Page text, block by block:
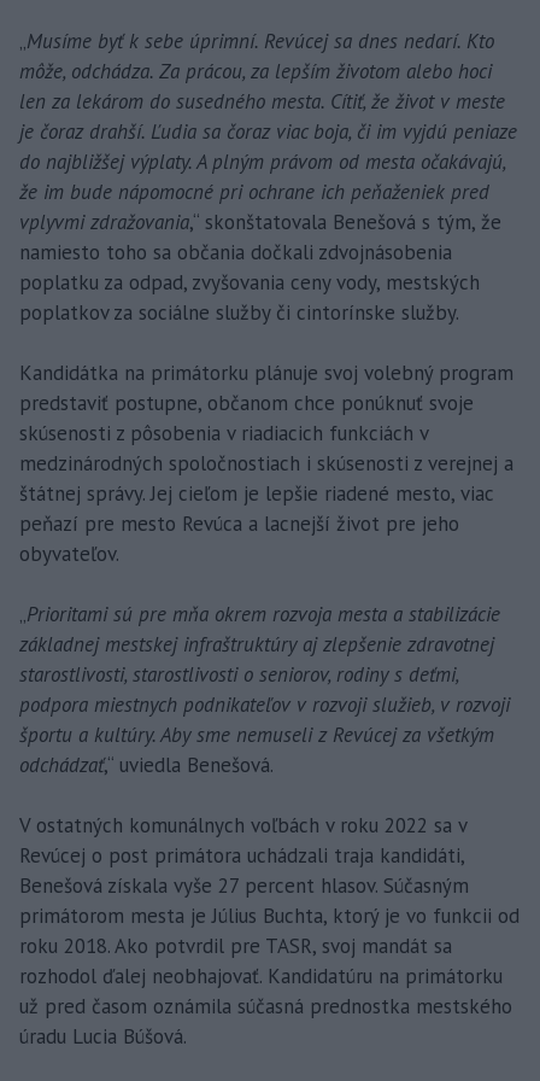
„Musíme byť k sebe úprimní. Revúcej sa dnes nedarí. Kto
môže, odchádza. Za prácou, za lepším životom alebo hoci
len za lekárom do susedného mesta. Cítiť, že život v meste
je čoraz drahší. Ľudia sa čoraz viac boja, či im vyjdú peniaze
do najbližšej výplaty. A plným právom od mesta očakávajú,
že im bude nápomocné pri ochrane ich peňaženiek pred
vplyvmi zdražovania,“ skonštatovala Benešová s tým, že
namiesto toho sa občania dočkali zdvojnásobenia
poplatku za odpad, zvyšovania ceny vody, mestských
poplatkov za sociálne služby či cintorínske služby.
Kandidátka na primátorku plánuje svoj volebný program
predstaviť postupne, občanom chce ponúknuť svoje
skúsenosti z pôsobenia v riadiacich funkciách v
medzinárodných spoločnostiach i skúsenosti z verejnej a
štátnej správy. Jej cieľom je lepšie riadené mesto, viac
peňazí pre mesto Revúca a lacnejší život pre jeho
obyvateľov.
„Prioritami sú pre mňa okrem rozvoja mesta a stabilizácie
základnej mestskej infraštruktúry aj zlepšenie zdravotnej
starostlivosti, starostlivosti o seniorov, rodiny s deťmi,
podpora miestnych podnikateľov v rozvoji služieb, v rozvoji
športu a kultúry. Aby sme nemuseli z Revúcej za všetkým
odchádzať,“ uviedla Benešová.
V ostatných komunálnych voľbách v roku 2022 sa v
Revúcej o post primátora uchádzali traja kandidáti,
Benešová získala vyše 27 percent hlasov. Súčasným
primátorom mesta je Július Buchta, ktorý je vo funkcii od
roku 2018. Ako potvrdil pre TASR, svoj mandát sa
rozhodol ďalej neobhajovať. Kandidatúru na primátorku
už pred časom oznámila súčasná prednostka mestského
úradu Lucia Búšová.